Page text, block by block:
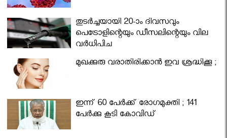
തുടർച്ചയായി 20-ാം ദിവസവും
പെട്രോളിന്റെയും ഡീസലിന്റെയും വില
വര്‍ധിപ്പിച്ചു
മുഖക്കുരു വരാതിരിക്കാന്‍ ഇവ ശ്രദ്ധിക്കൂ ;
ഇന്ന് 60 പേർക്ക് രോഗമുക്തി ; 141
പേര്‍ക്കു കൂടി കോവിഡ്